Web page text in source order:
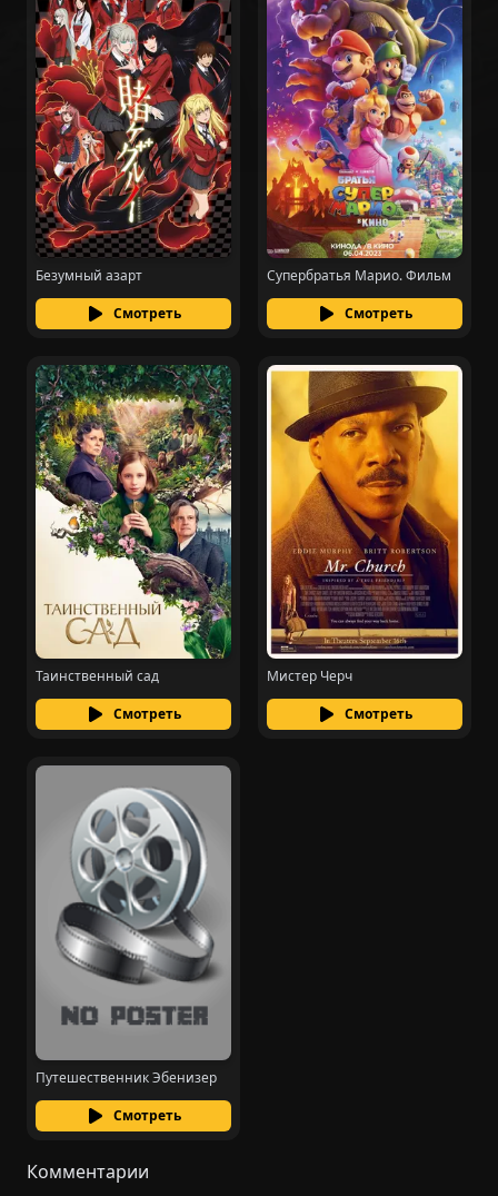
Безумный азарт
Смотреть
Супербратья Марио. Фильм
Смотреть
Таинственный сад
Смотреть
Мистер Черч
Смотреть
Путешественник Эбенизер
Смотреть
Комментарии